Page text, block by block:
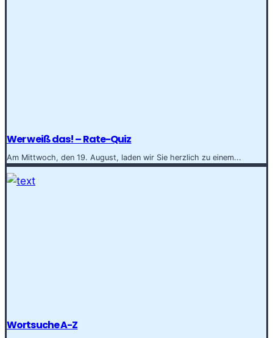
Wer weiß das! – Rate-Quiz
Am Mittwoch, den 19. August, laden wir Sie herzlich zu einem...
Wortsuche A-Z